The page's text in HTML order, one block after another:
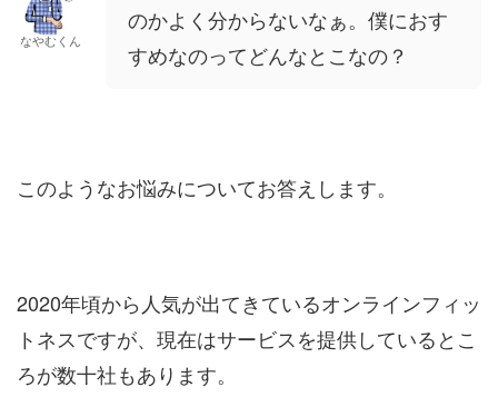
なやむくん
のかよく分からないなぁ。僕におす
すめなのってどんなとこなの？
このようなお悩みについてお答えします。
2020年頃から人気が出てきているオンラインフィッ
トネスですが、現在はサービスを提供しているとこ
ろが数十社もあります。